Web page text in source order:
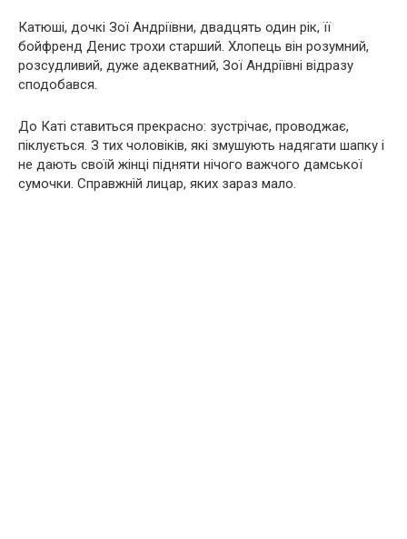
Катюші, дочкі Зої Андріївни, двадцять один рік, її
бойфренд Денис трохи старший. Хлопець він розумний,
розсудливий, дуже адекватний, Зої Андріївні відразу
сподобався.
До Каті ставиться прекрасно: зустрічає, проводжає,
піклується. З тих чоловіків, які змушують надягати шапку і
не дають своїй жінці підняти нічого важчого дамської
сумочки. Справжній лицар, яких зараз мало.